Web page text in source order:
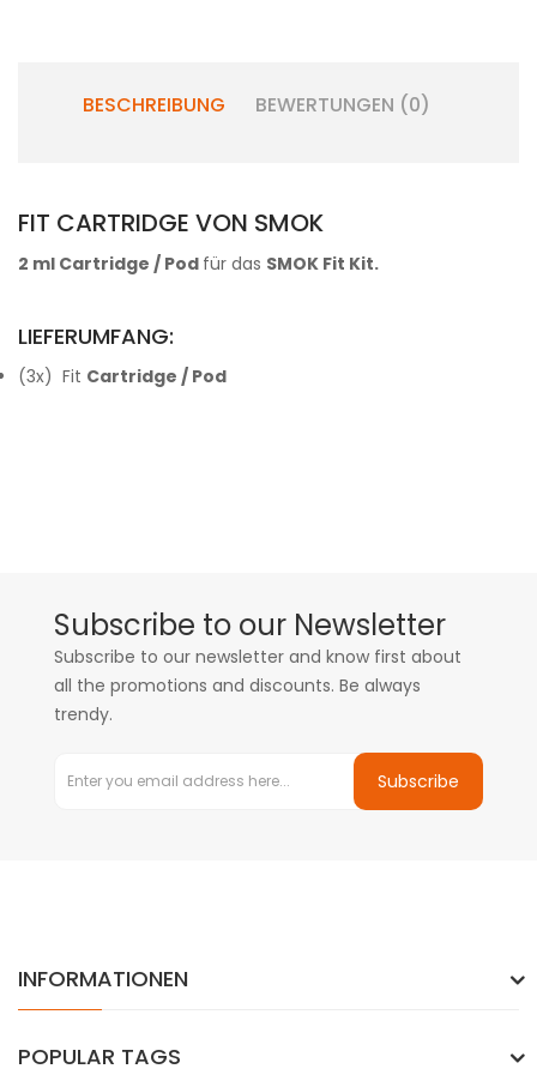
BESCHREIBUNG BEWERTUNGEN (0)
FIT CARTRIDGE VON SMOK
2 ml Cartridge / Pod für das SMOK Fit Kit.
LIEFERUMFANG:
(3x) Fit Cartridge / Pod
Subscribe to our Newsletter
Subscribe to our newsletter and know first about
all the promotions and discounts. Be always
trendy.
Subscribe
INFORMATIONEN
POPULAR TAGS